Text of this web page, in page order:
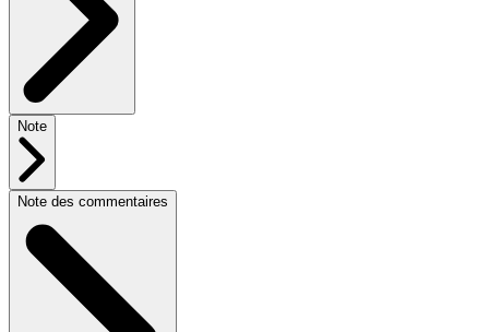
Note
Note des commentaires